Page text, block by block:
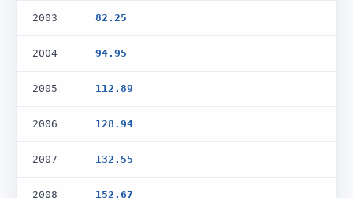
2003 82.25
2004 94.95
2005 112.89
2006 128.94
2007 132.55
2008 152.67